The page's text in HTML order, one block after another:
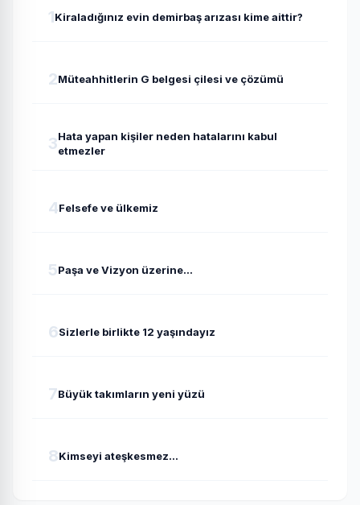
1Kiraladığınız evin demirbaş arızası kime aittir?
2Müteahhitlerin G belgesi çilesi ve çözümü
3Hata yapan kişiler neden hatalarını kabul
etmezler
4Felsefe ve ülkemiz
5Paşa ve Vizyon üzerine...
6Sizlerle birlikte 12 yaşındayız
7Büyük takımların yeni yüzü
8Kimseyi ateşkesmez...